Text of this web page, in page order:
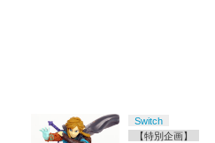
Switch
【特別企画】